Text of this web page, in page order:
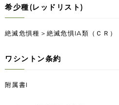
希少種(レッドリスト)
絶滅危惧種＞絶滅危惧IA類（ＣＲ）
ワシントン条約
附属書I